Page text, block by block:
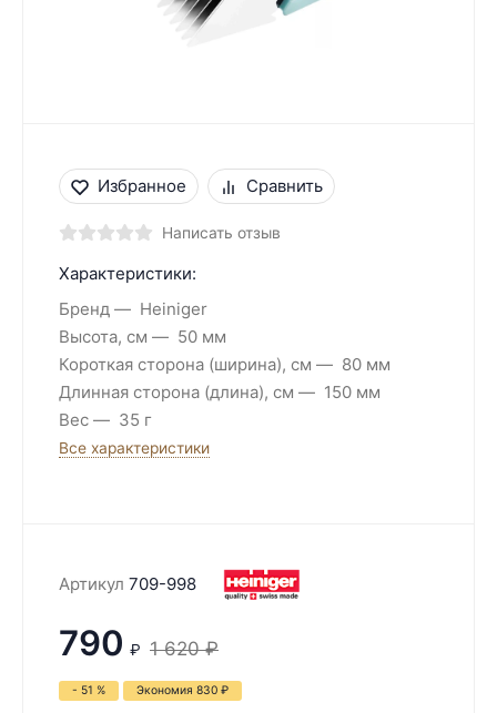
Избранное Сравнить
Написать отзыв
Характеристики:
Бренд
Heiniger
Высота, см
50 мм
Короткая сторона (ширина), см
80 мм
Длинная сторона (длина), см
150 мм
Вес
35 г
Все характеристики
Артикул 709-998
790 ₽ 1 620 ₽
- 51 % Экономия 830 ₽